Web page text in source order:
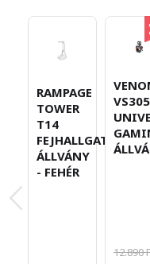
RAMPAGE
TOWER
T14
FEJHALLGATÓ/
ÁLLVÁNY
- FEHÉR
12.890